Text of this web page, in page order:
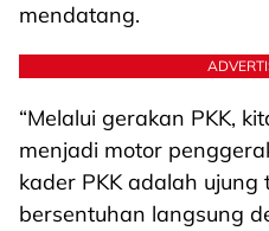
mendatang.
“Melalui gerakan PKK,
menjadi motor
kader PKK adalah ujung
bersentuhan langsung